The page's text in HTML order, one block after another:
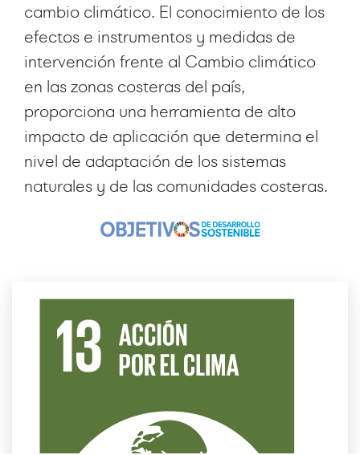
cambio climático. El conocimiento de los
efectos e instrumentos y medidas de
intervención frente al Cambio climático
en las zonas costeras del país,
proporciona una herramienta de alto
impacto de aplicación que determina el
nivel de adaptación de los sistemas
naturales y de las comunidades costeras.